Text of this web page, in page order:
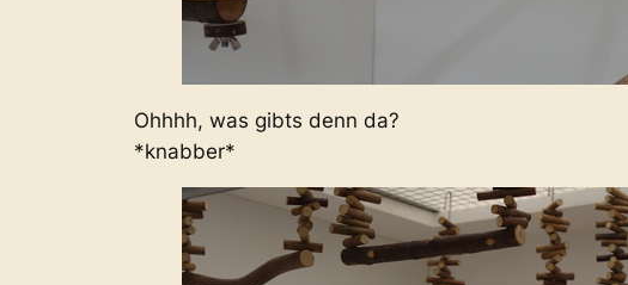
Ohhhh, was gibts denn da?
*knabber*